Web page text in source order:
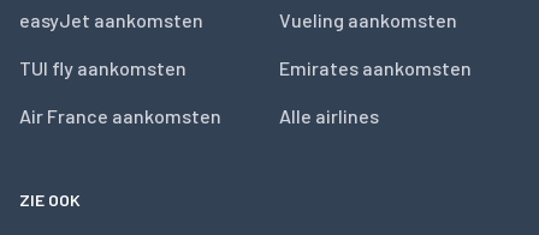
easyJet aankomsten
TUI fly aankomsten
Air France aankomsten
Vueling aankomsten
Emirates aankomsten
Alle airlines
ZIE OOK